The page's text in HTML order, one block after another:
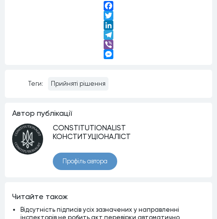
Facebook
Twitter
LinkedIn
Telegram
Viber
Теги: Прийняті рішення
Автор публiкацiї
CONSTITUTIONALIST
КОНСТИТУЦІОНАЛІСТ
Профiль автора
Читайте також
Відсутність підписів усіх зазначених у направленні
інспекторів не робить акт перевірки автоматично